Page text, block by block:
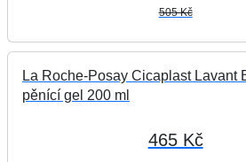
505 Kč
La Roche-Posay Cicaplast Lavant
pěnící gel 200 ml
465 Kč